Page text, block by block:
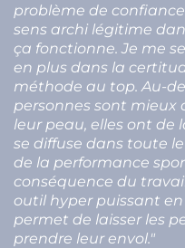
problème de
sens archi légitime
ça fonctionne. Je me
en plus dans la
méthode au top. Au-
personnes sont mieux
leur peau, elles ont de
se diffuse dans toute
de la performance
conséquence du
outil hyper puissant
permet de laisser les
prendre leur envol."